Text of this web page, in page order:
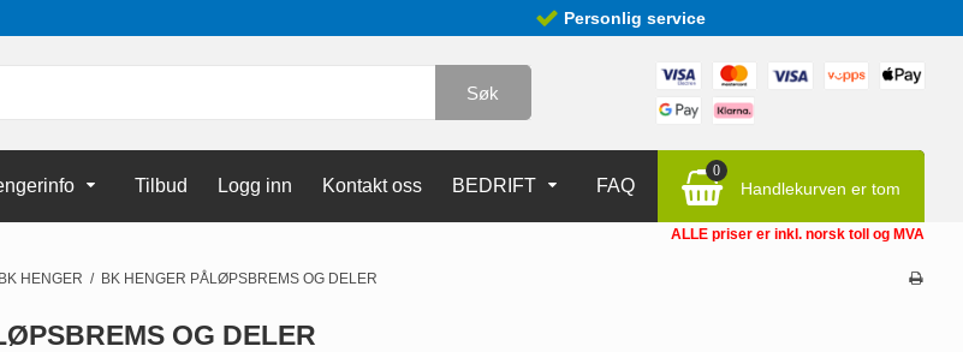
Personlig service
Søk
0
Handlekurven er tom
Tilbud Logg inn Kontakt oss BEDRIFT FAQ
ALLE priser er inkl. norsk toll og MVA
BK HENGER / BK HENGER PÅLØPSBREMS OG DELER
OG DELER